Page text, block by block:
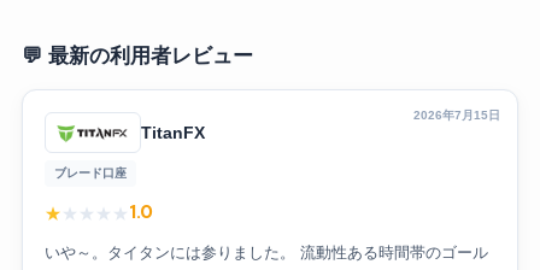
💬 最新の利用者レビュー
2026年7月15日
TitanFX
ブレード口座
★★ ★ ★ ★1.0
いや～。タイタンには参りました。 流動性ある時間帯のゴール